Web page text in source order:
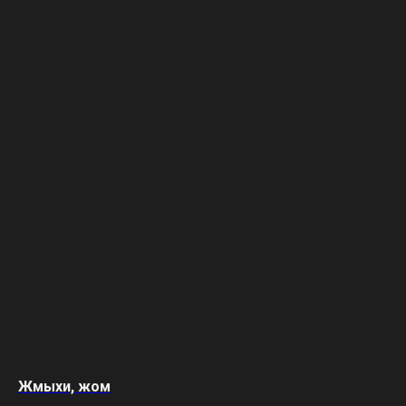
Жмыхи, жом